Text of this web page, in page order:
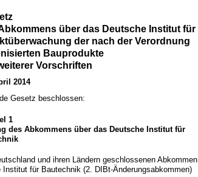
über das Deutsche Institut für
der nach der Verordnung
Bauprodukte
Vorschriften
2014
Gesetz beschlossen:
1
des Abkommens über das Deutsche Institut für
und ihren Ländern geschlossenen Abkommen
für Bautechnik (2. DIBt-Änderungsabkommen)